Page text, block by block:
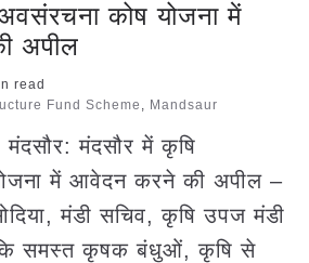
कोष योजना में
अपील
read
Fund Scheme , Mandsaur
मंदसौर में कृषि
में आवेदन करने की अपील –
मंडी सचिव, कृषि उपज मंडी
कि समस्त कृषक बंधुओं, कृषि से